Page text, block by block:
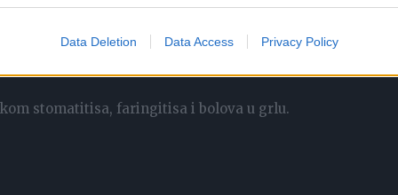
Data Deletion Data Access Privacy Policy
stomatitisa, faringitisa i bolova u grlu.